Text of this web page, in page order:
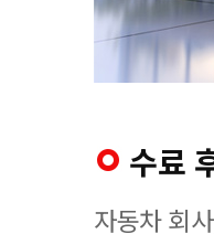
수료
자동차 회